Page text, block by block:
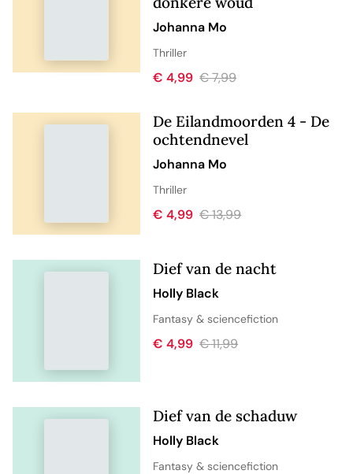
Johanna Mo
Thriller
€ 4,99 € 7,99
De Eilandmoorden 4 - De
ochtendnevel
Johanna Mo
Thriller
€ 4,99 € 13,99
Dief van de nacht
Holly Black
Fantasy & sciencefiction
€ 4,99 € 11,99
Dief van de schaduw
Holly Black
Fantasy & sciencefiction